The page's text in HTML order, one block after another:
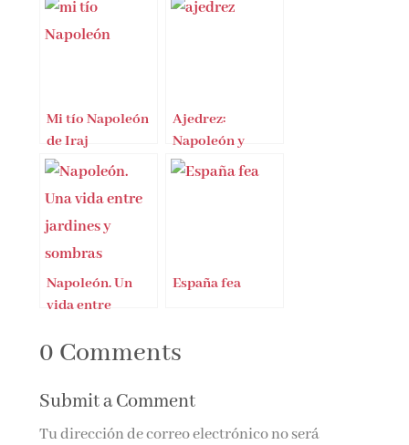
Mi tío Napoleón
de Iraj
Pezeshkzad
Ajedrez:
Napoleón y
Josefina
Napoleón. Un
vida entre
sombras
España fea
0 Comments
Submit a Comment
Tu dirección de correo electrónico no será